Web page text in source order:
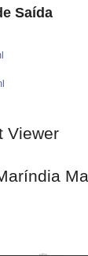
Saída
Viewer